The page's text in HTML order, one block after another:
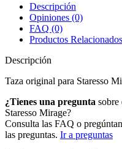
Descripción
Opiniones (0)
FAQ (0)
Productos Relacionados
Descripción
Taza original para Staresso
¿Tienes una pregunta sobre
Staresso Mirage?
Consulta las FAQ o
las preguntas. Ir a preguntas